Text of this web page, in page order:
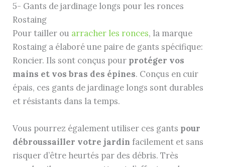
5- Gants de jardinage longs pour les ronces
Rostaing
Pour tailler ou arracher les ronces, la marque
Rostaing a élaboré une paire de gants spécifique:
Roncier. Ils sont conçus pour protéger vos
mains et vos bras des épines. Conçus en cuir
épais, ces gants de jardinage longs sont durables
et résistants dans la temps.
Vous pourrez également utiliser ces gants pour
débroussailler votre jardin facilement et sans
risquer d’être heurtés par des débris. Très